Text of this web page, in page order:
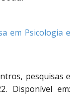
em Psicologia e
pesquisas e
Disponível em: